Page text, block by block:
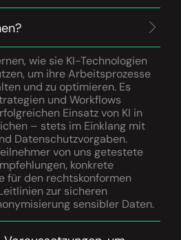
wie sie KI-Technologien
um ihre Arbeitsprozesse
und zu optimieren. Es
und Workflows
Einsatz von KI in
– stets im Einklang mit
Datenschutzvorgaben.
von uns getestete
konkrete
für den rechtskonformen
zur sicheren
sensibler Daten.